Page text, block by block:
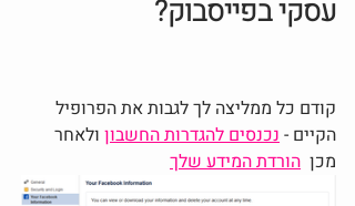
עסקי בפייסבוק?
קודם כל ממליצה לך לגבות את הפרופיל
הקיים - נכנסים להגדרות החשבון ולאחר
מכן הורדת המידע שלך